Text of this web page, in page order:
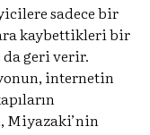
sadece bir
kaybettikleri bir
geri verir.
internetin